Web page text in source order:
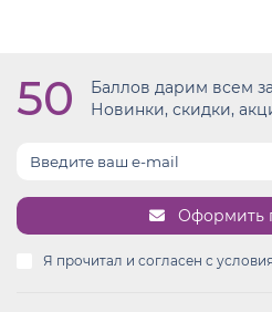
50
Баллов дарим всем
Новинки, скидки,
Оформить
Я прочитал и согласен с